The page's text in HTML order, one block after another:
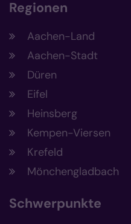
Regionen
Aachen-Land
Aachen-Stadt
Düren
Eifel
Heinsberg
Kempen-Viersen
Krefeld
Mönchengladbach
Schwerpunkte